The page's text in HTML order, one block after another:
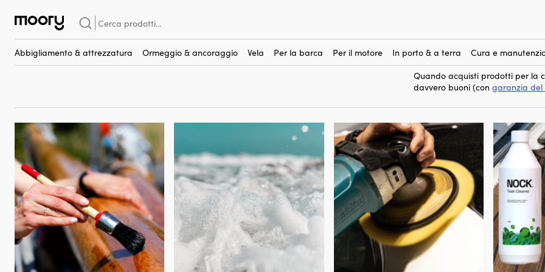
Cerca:
Abbigliamento & attrezzatura Ormeggio & ancoraggio Vela Per la barca Per il motore In porto & a terra Cura e
Cura e manutenzione della barca
(2098)
divertente. Inoltre, fa sì che gli
potresti aver bisogno per la
speciali per rimuovere quei
Quando acquisti prodotti per la
davvero buoni (con garanzia del